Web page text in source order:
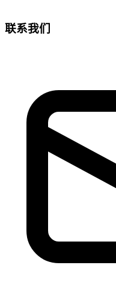
联系我们